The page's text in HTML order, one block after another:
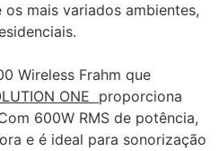
mais variados ambientes,
Wireless Frahm que
ONE proporciona
600W RMS de potência,
e é ideal para sonorização